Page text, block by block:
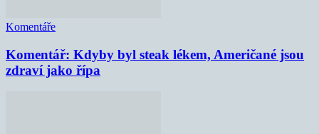
Komentáře
Komentář: Kdyby byl steak lékem, Američané jsou
zdraví jako řípa